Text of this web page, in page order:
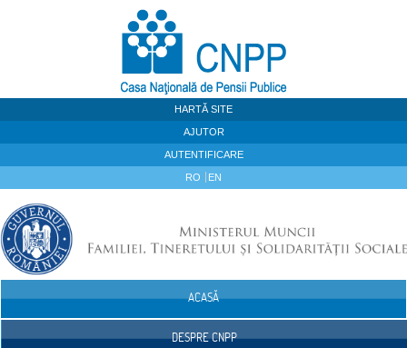
HARTĂ SITE
AJUTOR
AUTENTIFICARE
RO EN
ACASĂ
DESPRE CNPP